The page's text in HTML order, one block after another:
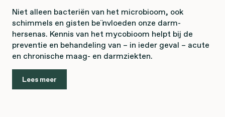
Niet alleen bacteriën van het microbioom, ook
schimmels en gisten beïnvloeden onze darm-
hersenas. Kennis van het mycobioom helpt bij de
preventie en behandeling van – in ieder geval – acute
en chronische maag- en darmziekten.
Lees meer